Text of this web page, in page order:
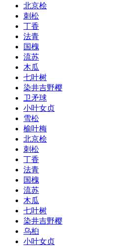
北京桧
刺松
丁香
法青
国槐
流苏
木瓜
七叶树
染井吉野樱
卫矛球
小叶女贞
雪松
榆叶梅
北京桧
刺松
丁香
法青
国槐
流苏
木瓜
七叶树
染井吉野樱
乌桕
小叶女贞